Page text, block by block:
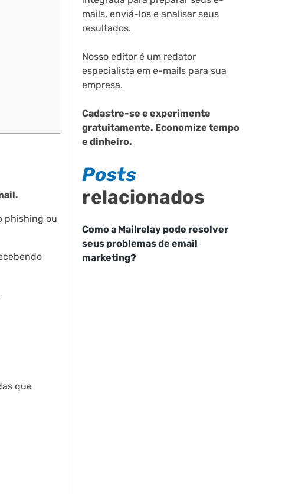
phishing ou
que
mails, enviá-los e analisar seus
resultados.
Nosso editor é um redator
especialista em e-mails para sua
empresa.
Cadastre-se e experimente
gratuitamente. Economize tempo
e dinheiro.
Posts
relacionados
Como a Mailrelay pode resolver
seus problemas de email
marketing?